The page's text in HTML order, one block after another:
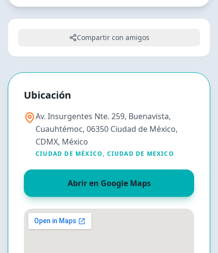
Compartir con amigos
Ubicación
Av. Insurgentes Nte. 259, Buenavista,
Cuauhtémoc, 06350 Ciudad de México,
CDMX, México
CIUDAD DE MÉXICO, CIUDAD DE MEXICO
Abrir en Google Maps